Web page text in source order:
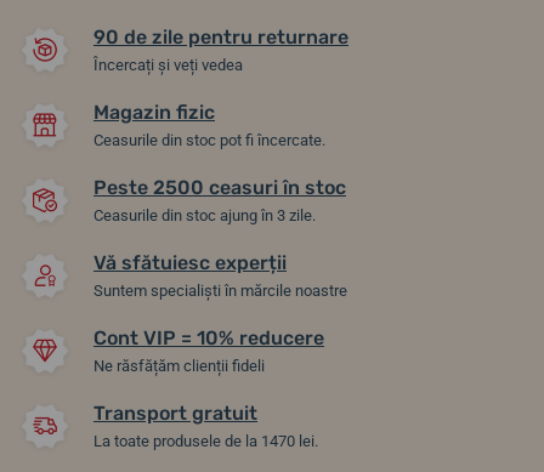
90 de zile pentru returnare
Încercați și veți vedea
Magazin fizic
Ceasurile din stoc pot fi încercate.
Peste 2500 ceasuri în stoc
Ceasurile din stoc ajung în 3 zile.
Vă sfătuiesc experții
Suntem specialiști în mărcile noastre
Cont VIP = 10% reducere
Ne răsfățăm clienții fideli
Transport gratuit
La toate produsele de la 1470 lei.